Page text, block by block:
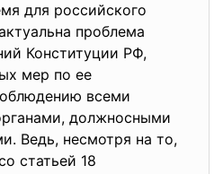
для российского
проблема
Конституции РФ,
мер по ее
всеми
должносными
Ведь, несмотря на то,
статьей 18